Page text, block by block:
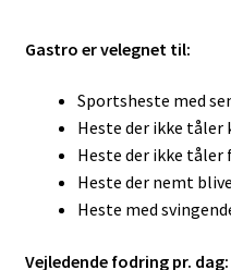
Gastro er velegnet til:
Sportsheste med
Heste der ikke tåler
Heste der ikke tåler
Heste der nemt
Heste med
Vejledende fodring pr. dag: